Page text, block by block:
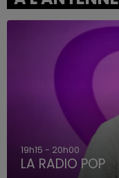
19h15 - 20h00
LA RADIO POP